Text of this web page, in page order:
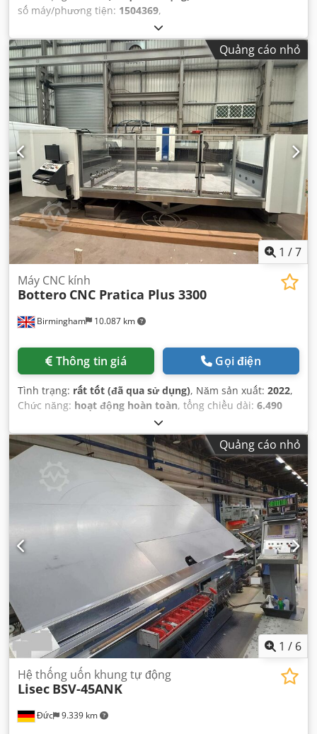
số máy/phương tiện: 1504369,
Quảng cáo nhỏ
1 /7
Birmingham 10.087 km
Máy CNC kính
Bottero CNC Pratica Plus 3300
Thông tin giá Gọi điện
Tình trạng: rất tốt (đã qua sử dụng), Năm sản xuất: 2022,
Chức năng: hoạt động hoàn toàn, tổng chiều dài: 6.490
3.220 mm
Quảng cáo nhỏ
1 / 6
Đức 9.339 km
Hệ thống uốn khung tự động
Lisec BSV-45ANK